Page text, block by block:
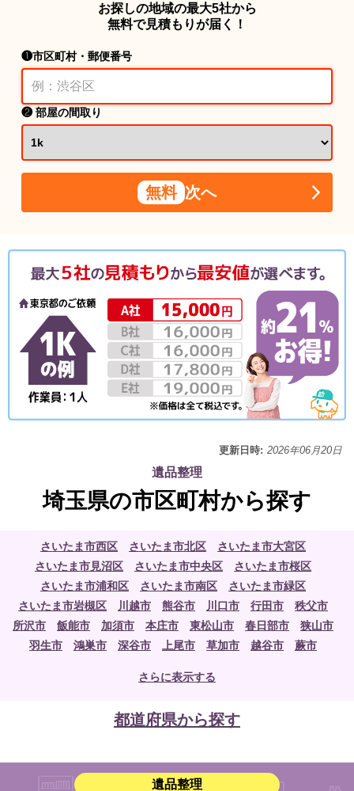
お探しの地域の最大5社から
無料で見積もりが届く！
❶市区町村・郵便番号
❷ 部屋の間取り
無料 次へ
更新日時: 2026年06月20日
遺品整理
埼玉県の市区町村から探す
さいたま市西区 さいたま市北区
さいたま市大宮区
さいたま市見沼区
さいたま市中央区
さいたま市桜区
さいたま市浦和区
さいたま市南区
さいたま市緑区
さいたま市岩槻区
川越市 熊谷市 川口市 行田市
秩父市
所沢市
飯能市 加須市 本庄市 東松山市 春日部市
狭山市
羽生市
鴻巣市 深谷市 上尾市 草加市 越谷市
蕨市
八潮市 富士見市 三郷市
入間郡毛呂山町 入間郡越生町
秩父郡皆野町
秩父郡長瀞町 児玉郡美里町
児玉郡神川町
児玉郡上里町
大里郡寄居町 南埼玉郡宮代町
北葛飾郡杉戸町
さらに表示する
都道府県から探す
遺品整理